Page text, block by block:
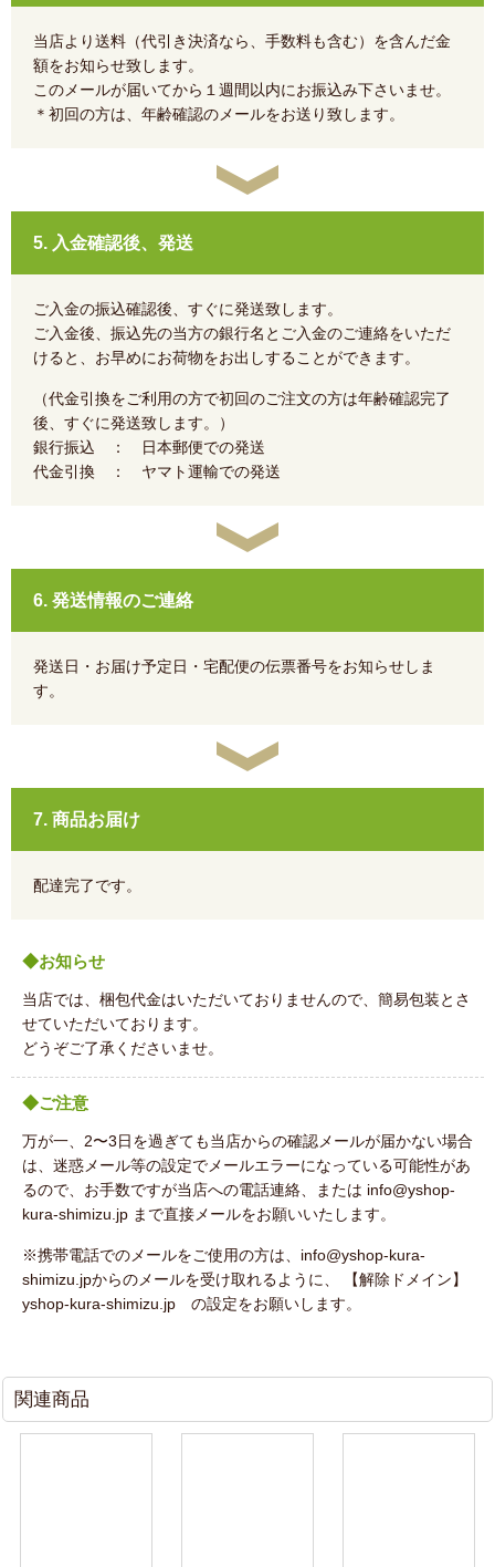
当店より送料（代引き決済なら、手数料も含む）を含んだ金
額をお知らせ致します。
このメールが届いてから１週間以内にお振込み下さいませ。
＊初回の方は、年齢確認のメールをお送り致します。
5. 入金確認後、発送
ご入金の振込確認後、すぐに発送致します。
ご入金後、振込先の当方の銀行名とご入金のご連絡をいただ
けると、お早めにお荷物をお出しすることができます。
（代金引換をご利用の方で初回のご注文の方は年齢確認完了
後、すぐに発送致します。）
銀行振込 ： 日本郵便での発送
代金引換 ： ヤマト運輸での発送
6. 発送情報のご連絡
発送日・お届け予定日・宅配便の伝票番号をお知らせしま
す。
7. 商品お届け
配達完了です。
◆お知らせ
当店では、梱包代金はいただいておりませんので、簡易包装とさ
せていただいております。
どうぞご了承くださいませ。
◆ご注意
万が一、2〜3日を過ぎても当店からの確認メールが届かない場合
は、迷惑メール等の設定でメールエラーになっている可能性があ
るので、お手数ですが当店への電話連絡、または info@yshop-
kura-shimizu.jp まで直接メールをお願いいたします。
※携帯電話でのメールをご使用の方は、info@yshop-kura-
shimizu.jpからのメールを受け取れるように、 【解除ドメイン】
yshop-kura-shimizu.jp の設定をお願いします。
関連商品